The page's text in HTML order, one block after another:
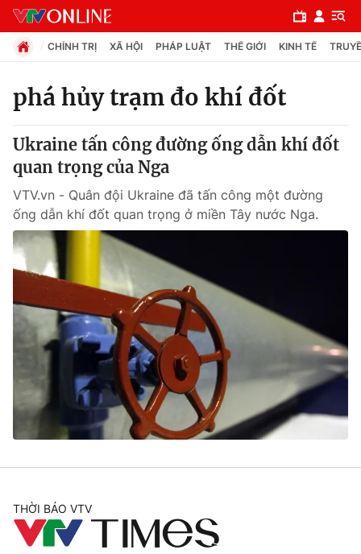
Chuyên mục
Chính trị
Xã hội
Pháp luật
Y tế
Thế giới
Tin tức
Thế giới đó đây
Kinh tế
Tài chính
Dữ liệu và đời sống
Phim VTV
Giải trí
CHÍNH TRỊ XÃ HỘI PHÁP LUẬT THẾ GIỚI KINH TẾ
phá hủy trạm đo khí đốt
Ukraine tấn công đường ống dẫn khí đốt
quan trọng của Nga
VTV.vn - Quân đội Ukraine đã tấn công một đường
ống dẫn khí đốt quan trọng ở miền Tây nước Nga.
THỜI BÁO VTV